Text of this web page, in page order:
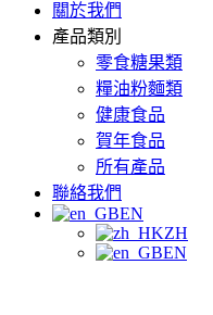
關於我們
產品類別
零食糖果類
糧油粉麵類
健康食品
賀年食品
所有產品
聯絡我們
EN
ZH
EN